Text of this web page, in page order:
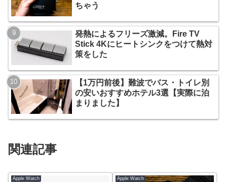
ちゃう
発熱によるフリーズ激減。Fire TV
Stick 4Kにヒートシンクをつけて熱対
策をした
【1万円前後】難波でバス・トイレ別
の安いおすすめホテル3選【実際に泊
まりました】
関連記事
Apple Watch Apple Watch